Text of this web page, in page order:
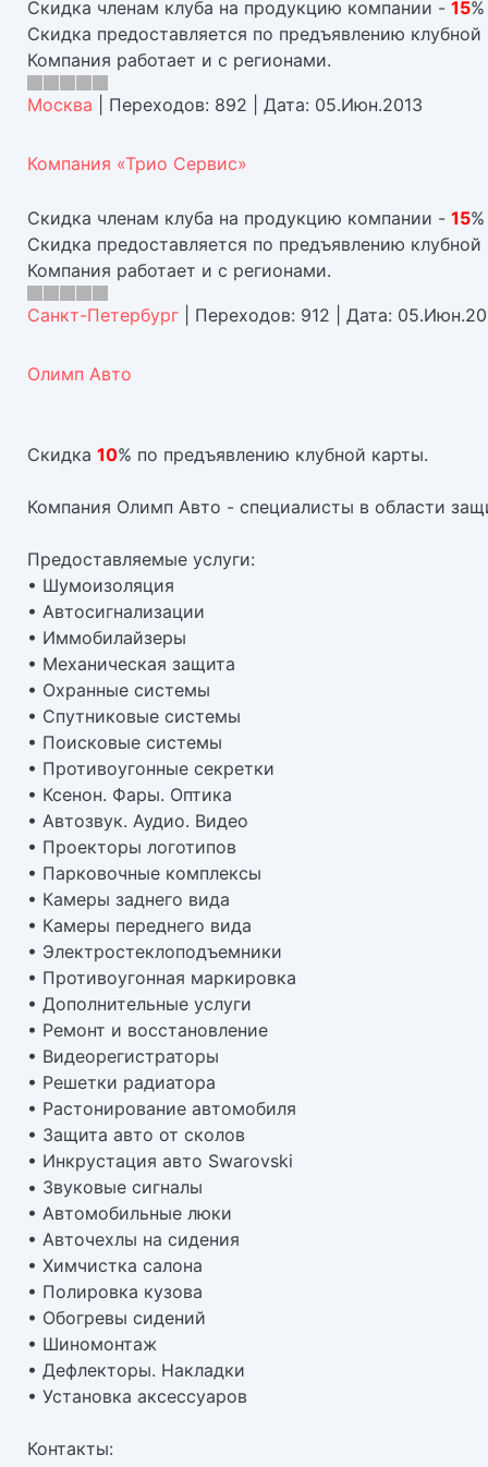
Скидка членам клуба на продукцию компании - 15%
Скидка предоставляется по предъявлению клубной
Компания работает и с регионами.
Москва Переходов: 892 Дата: 05.Июн.2013
Компания «Трио Сервис»
Скидка членам клуба на продукцию компании - 15%
Скидка предоставляется по предъявлению клубной
Компания работает и с регионами.
Санкт-Петербург| Переходов: 912 Дата:
Олимп Авто
Скидка 10% по предъявлению клубной карты.
Компания Олимп Авто - специалисты в области
Предоставляемые услуги:
• Шумоизоляция
• Автосигнализации
• Иммобилайзеры
• Механическая защита
• Охранные системы
• Спутниковые системы
• Поисковые системы
• Противоугонные секретки
• Ксенон. Фары. Оптика
• Автозвук. Аудио. Видео
• Проекторы логотипов
• Парковочные комплексы
• Камеры заднего вида
• Камеры переднего вида
• Электростеклоподъемники
• Противоугонная маркировка
• Дополнительные услуги
• Ремонт и восстановление
• Видеорегистраторы
• Решетки радиатора
• Растонирование автомобиля
• Защита авто от сколов
• Инкрустация авто Swarovski
• Звуковые сигналы
• Автомобильные люки
• Авточехлы на сидения
• Химчистка салона
• Полировка кузова
• Обогревы сидений
• Шиномонтаж
• Дефлекторы. Накладки
• Установка аксессуаров
Контакты: